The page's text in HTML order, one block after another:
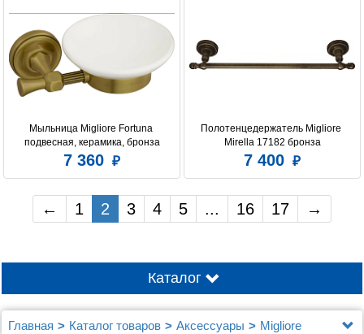
Мыльница Migliore Fortuna
подвесная, керамика, бронза
7 360
Полотенцедержатель Migliore
Mirella 17182 бронза
7 400
← 1 2 3 4 5 ... 16 17 →
Каталог
Главная Каталог товаров Аксессуары Migliore